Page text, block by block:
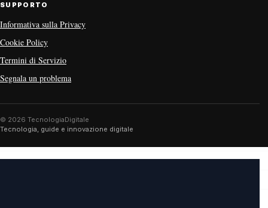
SUPPORTO
Informativa sulla Privacy
Cookie Policy
Termini di Servizio
Segnala un problema
© 2026 TecnologiaDigitale
Tecnologia, guide e innovazione digitale